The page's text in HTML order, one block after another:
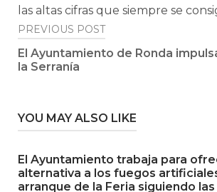
las altas cifras que siempre se
Post
navigation
PREVIOUS POST
El Ayuntamiento de Ronda
la Serranía
YOU MAY ALSO LIKE
El Ayuntamiento trabaja para
alternativa a los fuegos
arranque de la Feria siguiendo